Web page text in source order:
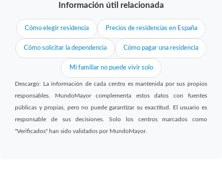
Información útil relacionada
Cómo elegir residencia Precios de residencias en España
Cómo solicitar la dependencia Cómo pagar una residencia
Mi familiar no puede vivir solo
Descargo: La información de cada centro es mantenida por sus propios
responsables. MundoMayor complementa estos datos con fuentes
públicas y propias, pero no puede garantizar su exactitud. El usuario es
responsable de sus decisiones. Solo los centros marcados como
"Verificados" han sido validados por MundoMayor.